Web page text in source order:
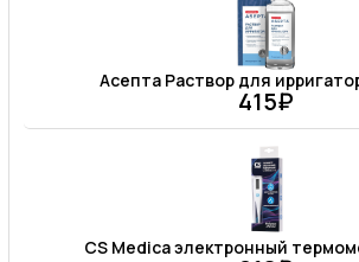
Асепта Раствор для
415₽
CS Medica электронный